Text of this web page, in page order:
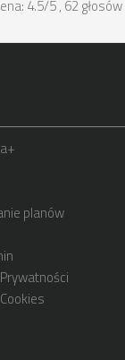
4.5/5, 62
planów